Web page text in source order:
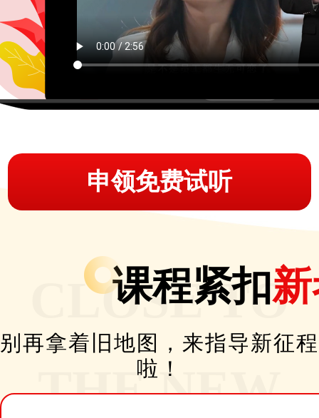
申领免费试听
课程紧扣
CLOSE TO
THE NEW
别再拿着旧地图，来指导新征程
啦！